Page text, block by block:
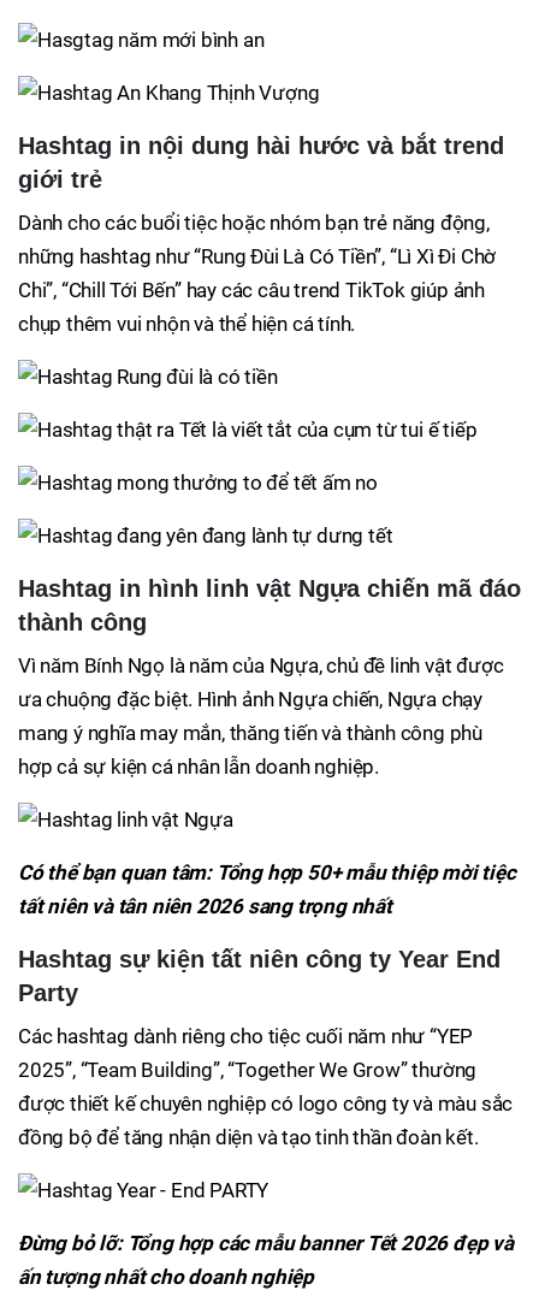
Hashtag in nội dung hài hước và bắt trend
giới trẻ
Dành cho các buổi tiệc hoặc nhóm bạn trẻ năng động,
những hashtag như “Rung Đùi Là Có Tiền”, “Lì Xì Đi Chờ
Chi”, “Chill Tới Bến” hay các câu trend TikTok giúp ảnh
chụp thêm vui nhộn và thể hiện cá tính.
Hashtag in hình linh vật Ngựa chiến mã đáo
thành công
Vì năm Bính Ngọ là năm của Ngựa, chủ đề linh vật được
ưa chuộng đặc biệt. Hình ảnh Ngựa chiến, Ngựa chạy
mang ý nghĩa may mắn, thăng tiến và thành công phù
hợp cả sự kiện cá nhân lẫn doanh nghiệp.
Có thể bạn quan tâm: Tổng hợp 50+ mẫu thiệp mời tiệc
tất niên và tân niên 2026 sang trọng nhất
Hashtag sự kiện tất niên công ty Year End
Party
Các hashtag dành riêng cho tiệc cuối năm như “YEP
2025”, “Team Building”, “Together We Grow” thường
được thiết kế chuyên nghiệp có logo công ty và màu sắc
đồng bộ để tăng nhận diện và tạo tinh thần đoàn kết.
Đừng bỏ lỡ: Tổng hợp các mẫu banner Tết 2026 đẹp và
ấn tượng nhất cho doanh nghiệp